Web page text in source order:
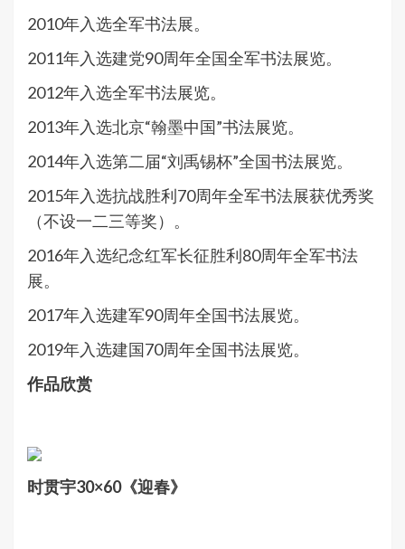
2010年入选全军书法展。
2011年入选建党90周年全国全军书法展览。
2012年入选全军书法展览。
2013年入选北京“翰墨中国”书法展览。
2014年入选第二届“刘禹锡杯”全国书法展览。
2015年入选抗战胜利70周年全军书法展获优秀奖
（不设一二三等奖）。
2016年入选纪念红军长征胜利80周年全军书法
展。
2017年入选建军90周年全国书法展览。
2019年入选建国70周年全国书法展览。
作品欣赏
时贯宇30×60《迎春》